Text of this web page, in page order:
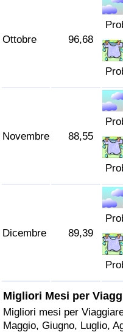
Ottobre 96,68
Novembre 88,55
Dicembre 89,39
Migliori Mesi per
Migliori mesi per
Maggio, Giugno, Luglio,